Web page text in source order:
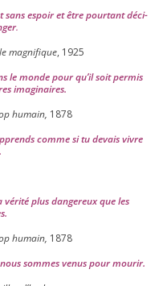
sans espoir et être pour­tant déci­
.
magni­fique, 1925
le monde pour qu’il soit per­mis
imaginaires.
humain, 1878
comme si tu devais vivre
véri­té plus dan­ge­reux que les
humain, 1878
sommes venus pour mourir.